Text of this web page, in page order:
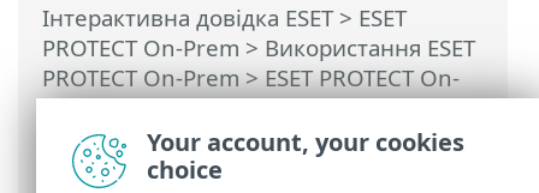
Інтерактивна довідка ESET> ESET
PROTECT On-Prem > Використання ESET
PROTECT On-Prem>ESET PROTECT On-
Prem Головне меню> Докладніше >
Експорт журналів у syslog> Сервер
syslog
Your account, your cookies
choice